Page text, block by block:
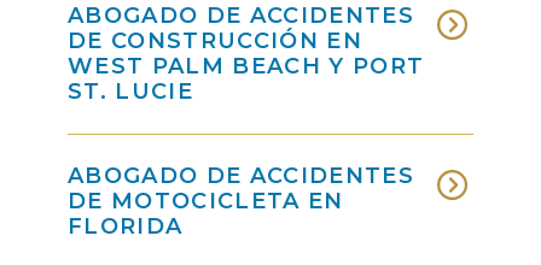
ABOGADO DE ACCIDENTES
DE CONSTRUCCIÓN EN
WEST PALM BEACH Y PORT
ST. LUCIE
ABOGADO DE ACCIDENTES
DE MOTOCICLETA EN
FLORIDA